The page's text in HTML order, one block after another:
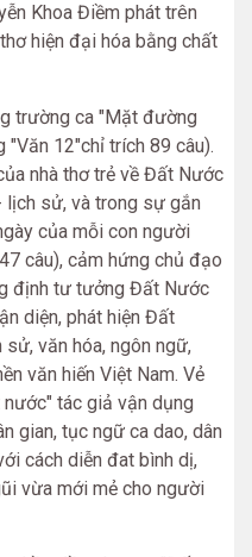
Khoa Điềm phát trên
hiện đại hóa bằng chất
trường ca "Mặt đường
"Văn 12"chỉ trích 89 câu).
nhà thơ trẻ về Đất Nước
lịch sử, và trong sự gắn
của mỗi con người
câu), cảm hứng chủ đạo
định tư tưởng Đất Nước
diện, phát hiện Đất
văn hóa, ngôn ngữ,
văn hiến Việt Nam. Vẻ
tác giả vận dụng
gian, tục ngữ ca dao, dân
cách diễn đat bình dị,
vừa mới mẻ cho người